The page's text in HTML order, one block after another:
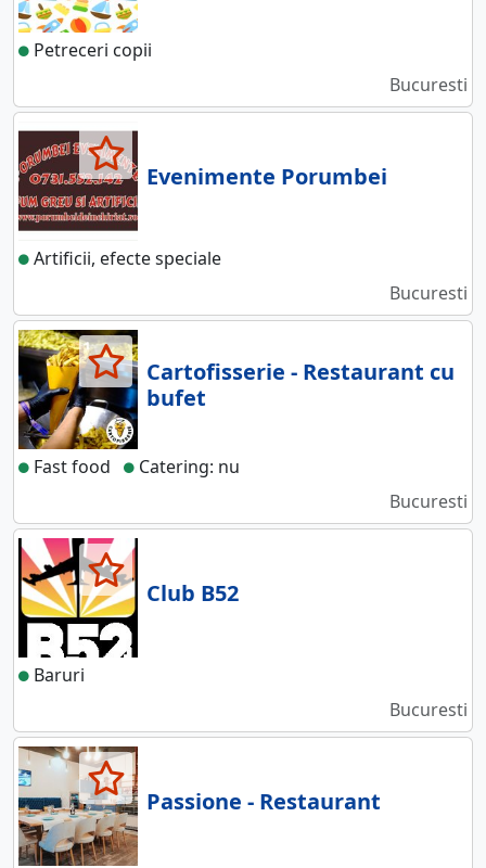
Petreceri copii
Bucuresti
Evenimente Porumbei
Artificii, efecte speciale
Bucuresti
Cartofisserie - Restaurant cu
bufet
Fast food
Catering: nu
Bucuresti
Club B52
Baruri
Bucuresti
Passione - Restaurant